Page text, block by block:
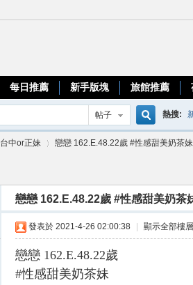
每日推薦 新手版塊 旅館推薦
帖子
搜
索
熱搜:
優質台
台中or正妹
›
戀戀 162.E.48.22歲 #性感甜美奶茶妹
戀戀 162.E.48.22歲 #性感甜美奶茶
發表於 2021-4-26 02:00:38 顯示全部樓層
戀戀 162.E.48.22歲
#性感甜美奶茶妹